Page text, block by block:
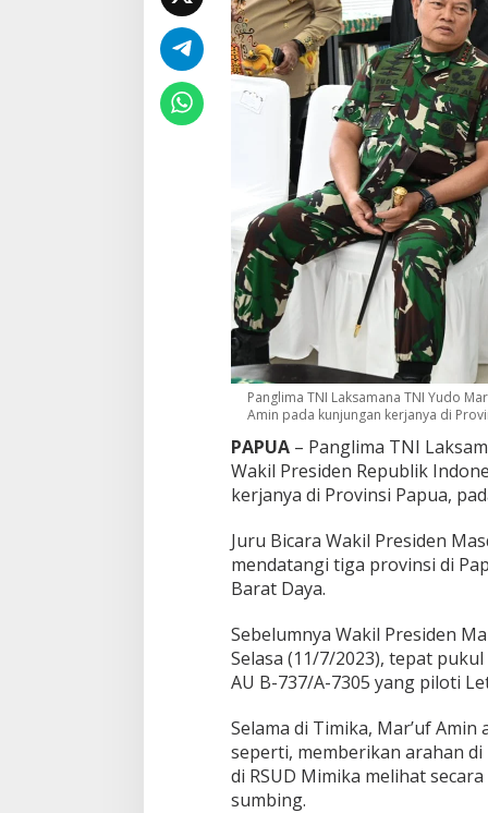
p
u
a
Panglima TNI Laksamana TNI Yudo
Amin pada kunjungan kerjanya di
PAPUA– Panglima TNI
Wakil Presiden Republik
kerjanya di Provinsi Papua,
Juru Bicara Wakil Presiden
mendatangi tiga provinsi di
Barat Daya.
Sebelumnya Wakil Presiden
Selasa (11/7/2023), tepat
AU B-737/A-7305 yang piloti
Selama di Timika, Mar’uf
seperti, memberikan arahan
di RSUD Mimika melihat
sumbing.